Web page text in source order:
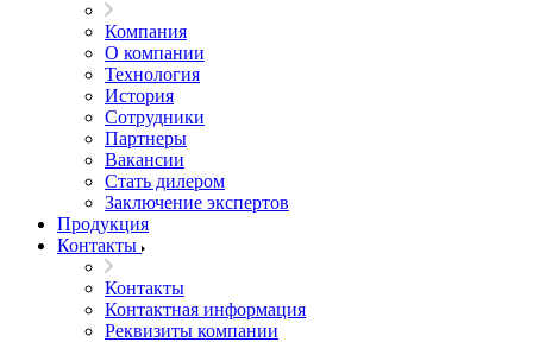
Компания
О компании
Технология
История
Сотрудники
Партнеры
Вакансии
Стать дилером
Заключение экспертов
Продукция
Контакты
Контакты
Контактная информация
Реквизиты компании